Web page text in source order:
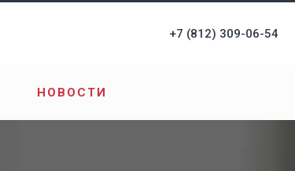
+7 (812) 309-06-54
НОВОСТИ